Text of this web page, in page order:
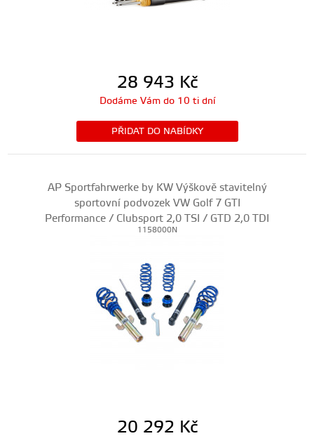
28 943 Kč
Dodáme Vám do 10 ti dní
PŘIDAT DO NABÍDKY
AP Sportfahrwerke by KW Výškově stavitelný
sportovní podvozek VW Golf 7 GTI
Performance / Clubsport 2,0 TSI / GTD 2,0 TDI
1158000N
20 292 Kč